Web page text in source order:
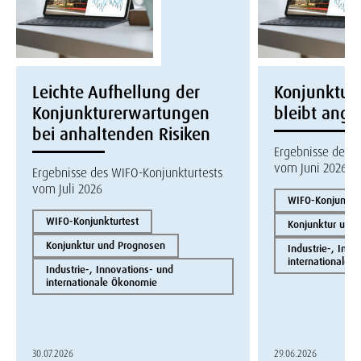
Leichte Aufhellung der
Konjunkturerwartungen
bei anhaltenden Risiken
Ergebnisse des WIFO-Konjunkturtests
vom Juli 2026
WIFO-Konjunkturtest
Konjunktur und Prognosen
Industrie-, Innovations- und
internationale Ökonomie
30.07.2026
bleibt
Ergebnisse des
vom Juni 2026
WIFO-
Konjunktur und
Industrie-,
internationale
29.06.2026